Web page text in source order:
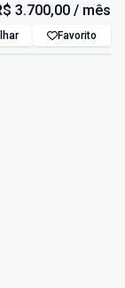
3.700,00 / mês
Favorito